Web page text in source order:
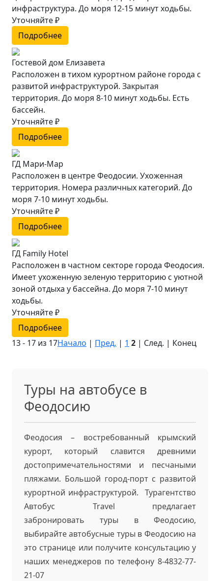
инфраструктура. До моря 12-15 минут ходьбы.
Уточняйте ₽
Подробнее
Гостевой дом Елизавета
Расположен в тихом курортном районе города с
развитой инфраструктурой. Закрытая
территория. До моря 8-10 минут ходьбы. Есть
бассейн.
Уточняйте ₽
Подробнее
ГД Мари-Мар
Расположен в центре Феодосии. Ухоженная
территория. Номера различных категорий. До
моря 7-10 минут ходьбы.
Уточняйте ₽
Подробнее
ГД Family Hotel
Расположен в частном секторе города Феодосия.
Имеет ухоженную зеленую территорию с уютной
зоной отдыха у бассейна. До моря 7-10 минут
ходьбы.
Уточняйте ₽
Подробнее
13 - 17 из 17Начало | Пред. | 1 2 | След. | Конец
Туры на автобусе в
Феодосию
Феодосия – востребованный крымский
курорт, который славится древними
достопримечательностями и песчаными
пляжами. Большой город-порт с развитой
курортной инфраструктурой. Турагентство
Автобус Travel предлагает
забронировать туры в Феодосию,
выбирайте автобусные туры в Феодосию на
это странице или получите консультацию у
наших менеджеров по телефону 8-4832-77-
21-07